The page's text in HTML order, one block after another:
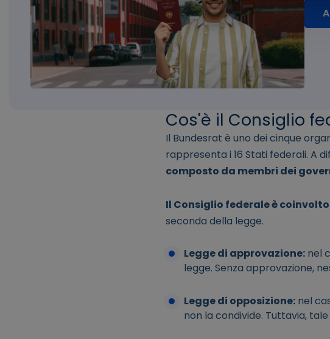
Cos'è il Consiglio
Il Bundesrat è uno dei cinque
rappresenta i 16 Stati federali. A
composto da membri dei
Il Consiglio federale è
seconda della legge.
Legge di approvazione: nel
legge. Senza approvazione,
Legge di opposizione: nel
non la condivide. Tuttavia,